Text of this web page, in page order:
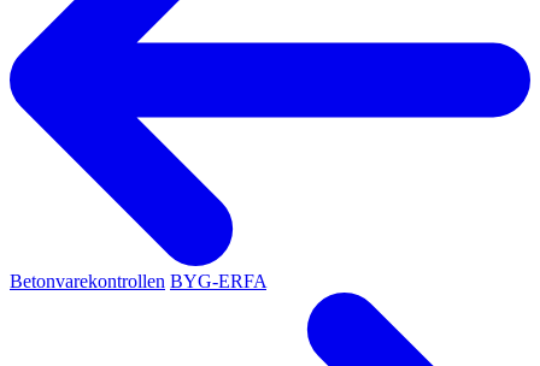
Betonvarekontrollen BYG-ERFA